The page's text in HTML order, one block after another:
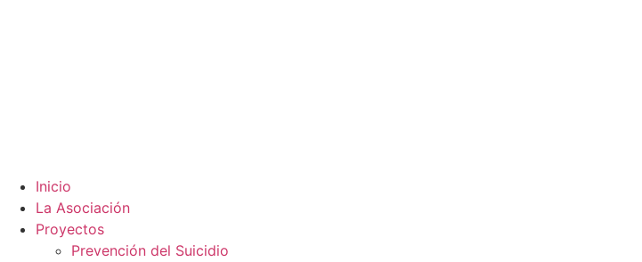
Inicio
La Asociación
Proyectos
Prevención del Suicidio